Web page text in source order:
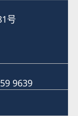
号
9639